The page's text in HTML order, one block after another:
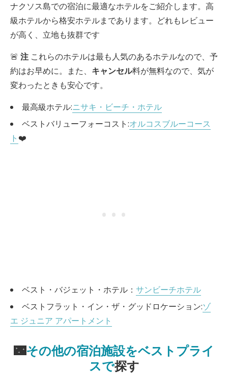
ナクソス島での宿泊に最適なホテルをご紹介します。高
級ホテルから格安ホテルまであります。どれもレビュー
が高く、立地も抜群です
🚨 注 これらのホテルは最も人気のあるホテルなので、予
約はお早めに。また、 キャンセル料が無料なので、気が
変わったときも安心です。
最高級ホテル:ニサキ・ビーチ・ホテル
ベストバリューフォーコスト:オルコスブルーコース
ト ❤️
ベスト・バジェット・ホテル： サンビーチホテル
ベストフラット・イン・ザ・グッドロケーション:ゾ
エ ジュニア アパートメント
🌃その他の宿泊施設をベストプライ
スで探す